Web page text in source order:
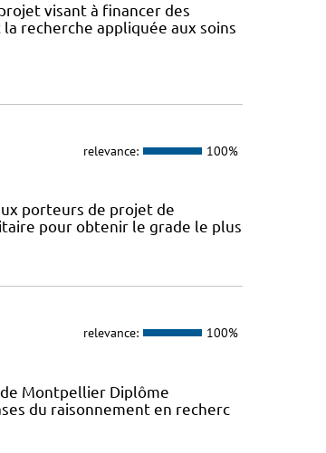
visant à financer des
recherche appliquée aux soins
relevance: 100%
porteurs de projet de
pour obtenir le grade le plus
relevance: 100%
Montpellier Diplôme
du raisonnement en recherc